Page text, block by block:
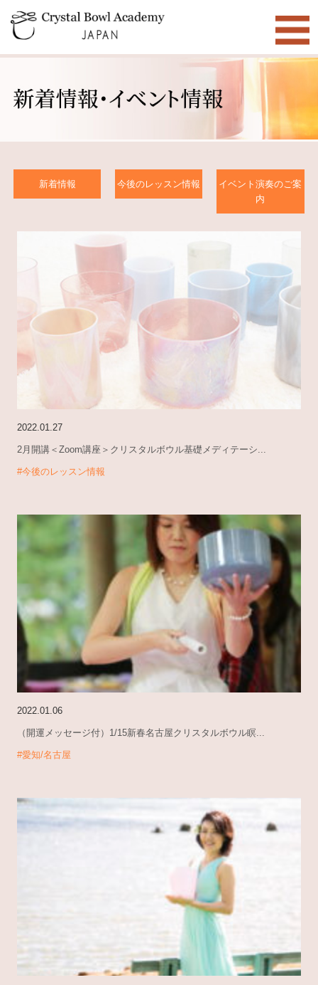
新着情報 今後のレッスン情報
イベント演奏のご案
内
2022.01.27
2月開講＜Zoom講座＞クリスタルボウル基礎メディテーシ...
#今後のレッスン情報
2022.01.06
（開運メッセージ付）1/15新春名古屋クリスタルボウル瞑...
#愛知/名古屋